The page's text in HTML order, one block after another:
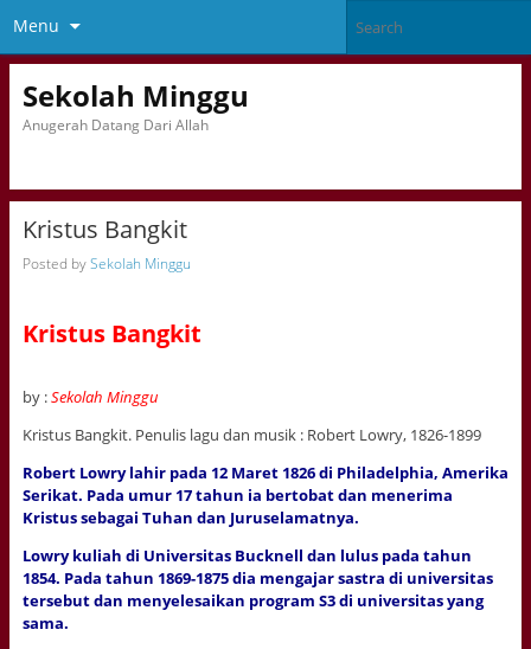
Menu
Sekolah Minggu
Anugerah Datang Dari Allah
Kristus Bangkit
Posted bySekolah Minggu
Kristus Bangkit
by :Sekolah Minggu
Kristus Bangkit. Penulis lagu dan musik : Robert Lowry, 1826-1899
Robert Lowry lahir pada 12 Maret 1826 di Philadelphia, Amerika
Serikat. Pada umur 17 tahun ia bertobat dan menerima
Kristus sebagai Tuhan dan Juruselamatnya.
Lowry kuliah di Universitas Bucknell dan lulus pada tahun
1854. Pada tahun 1869-1875 dia mengajar sastra di universitas
tersebut dan menyelesaikan program S3 di universitas yang
sama.